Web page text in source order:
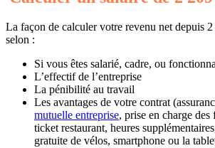
La façon de calculer votre revenu net depuis
selon :
Si vous êtes salarié, cadre, ou
L’effectif de l’entreprise
La pénibilité au travail
Les avantages de votre contrat
mutuelle entreprise, prise en charge des
ticket restaurant, heures
gratuite de vélos, smartphone ou la